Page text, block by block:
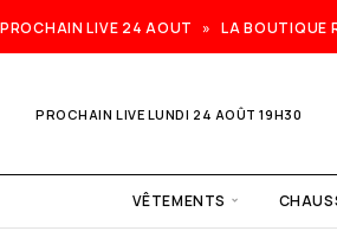
PROCHAIN LIVE 24 AOUT » LA BOUTIQUE
PROCHAIN LIVE LUNDI 24 AOÛT 19H30
VÊTEMENTS